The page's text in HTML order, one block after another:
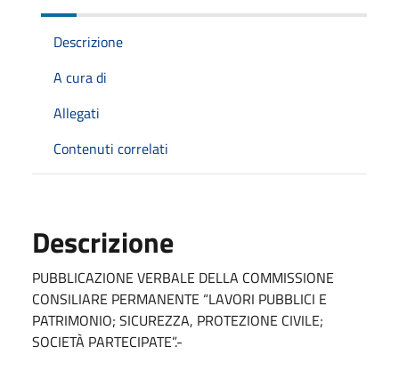
Descrizione
A cura di
Allegati
Contenuti correlati
Descrizione
PUBBLICAZIONE VERBALE DELLA COMMISSIONE
CONSILIARE PERMANENTE “LAVORI PUBBLICI E
PATRIMONIO; SICUREZZA, PROTEZIONE CIVILE;
SOCIETÀ PARTECIPATE”.-